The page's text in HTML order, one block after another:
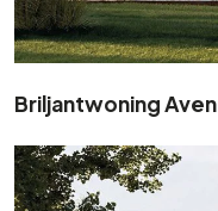
Briljantwoning Aven